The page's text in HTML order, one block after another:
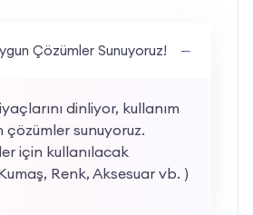
Çözümler Sunuyoruz!
dinliyor, kullanım
çözümler sunuyoruz.
için kullanılacak
Renk, Aksesuar vb. )